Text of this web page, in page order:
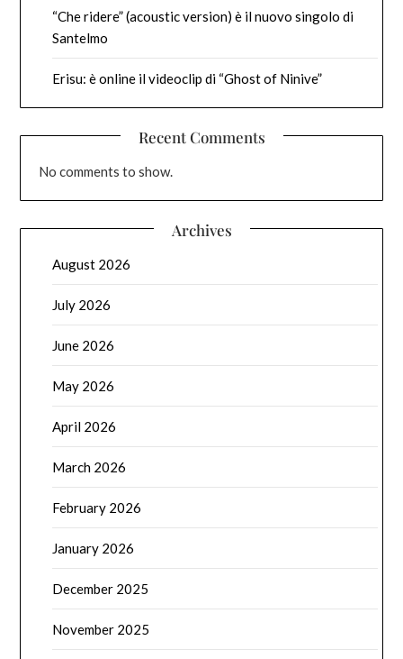
“Che ridere” (acoustic version) è il nuovo singolo di
Santelmo
Erisu: è online il videoclip di “Ghost of Ninive”
Recent Comments
No comments to show.
Archives
August 2026
July 2026
June 2026
May 2026
April 2026
March 2026
February 2026
January 2026
December 2025
November 2025